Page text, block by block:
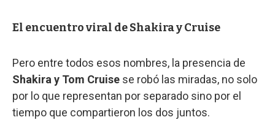
El encuentro viral de Shakira y Cruise
Pero entre todos esos nombres, la presencia de
Shakira y Tom Cruise se robó las miradas, no solo
por lo que representan por separado sino por el
tiempo que compartieron los dos juntos.